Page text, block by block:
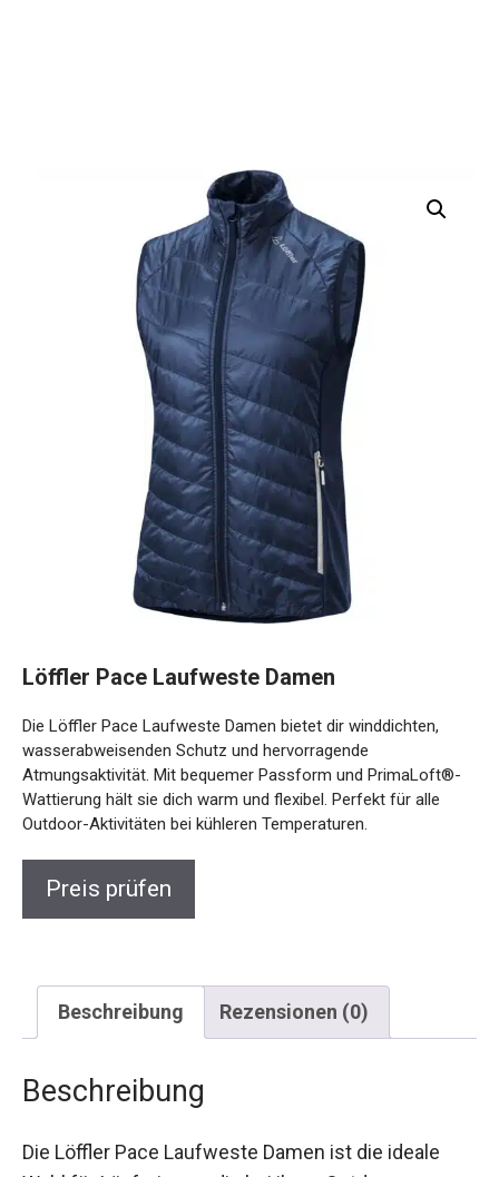
wasserabweisenden Schutz und hervorragende
Atmungsaktivität. Mit bequemer Passform und
PrimaLoft®-Wattierung hält sie dich warm und flexibel.
Perfekt für alle Outdoor-Aktivitäten bei kühleren
Temperaturen.
Preis prüfen
Beschreibung Rezensionen (0)
Beschreibung
Die Löffler Pace Laufweste Damen ist die ideale